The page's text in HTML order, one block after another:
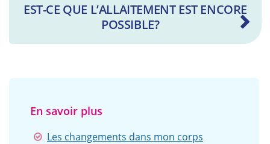
EST-CE QUE L’ALLAITEMENT EST ENCORE
POSSIBLE?
En savoir plus
Les changements dans mon corps